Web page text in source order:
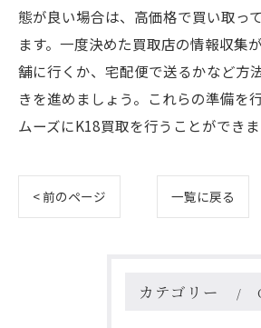
態が良い場合は、高価格で買い取っ
ます。一度決めた買取店の情報収集
舗に行くか、宅配便で送るかなど方
きを進めましょう。これらの準備を
ムーズにK18買取を行うことができま
< 前のページ 一覧に戻る
カテゴリー